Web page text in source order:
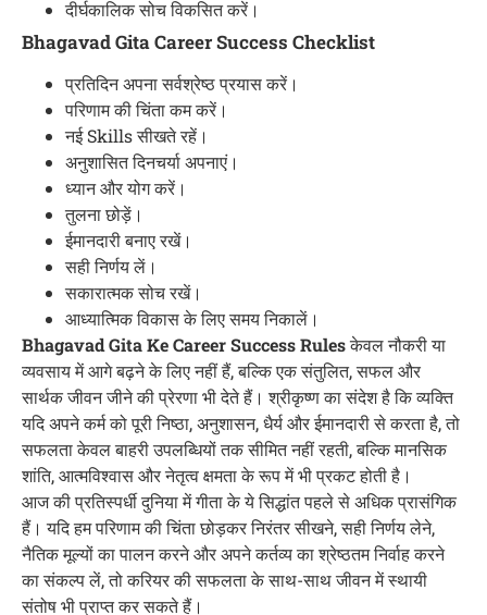
दीर्घकालिक सोच विकसित करें।
Bhagavad Gita Career Success Checklist
प्रतिदिन अपना सर्वश्रेष्ठ प्रयास करें।
परिणाम की चिंता कम करें।
नई Skills सीखते रहें।
अनुशासित दिनचर्या अपनाएं।
ध्यान और योग करें।
तुलना छोड़ें।
ईमानदारी बनाए रखें।
सही निर्णय लें।
सकारात्मक सोच रखें।
आध्यात्मिक विकास के लिए समय निकालें।
Bhagavad Gita Ke Career Success Rulesकेवल नौकरी या
व्यवसाय में आगे बढ़ने के लिए नहीं हैं, बल्कि एक संतुलित, सफल और
सार्थक जीवन जीने की प्रेरणा भी देते हैं। श्रीकृष्ण का संदेश है कि व्यक्ति
यदि अपने कर्म को पूरी निष्ठा, अनुशासन, धैर्य और ईमानदारी से करता है, तो
सफलता केवल बाहरी उपलब्धियों तक सीमित नहीं रहती, बल्कि मानसिक
शांति, आत्मविश्वास और नेतृत्व क्षमता के रूप में भी प्रकट होती है।
आज की प्रतिस्पर्धी दुनिया में गीता के ये सिद्धांत पहले से अधिक प्रासंगिक
हैं। यदि हम परिणाम की चिंता छोड़कर निरंतर सीखने, सही निर्णय लेने,
नैतिक मूल्यों का पालन करने और अपने कर्तव्य का श्रेष्ठतम निर्वाह करने
का संकल्प लें, तो करियर की सफलता के साथ-साथ जीवन में स्थायी
संतोष भी प्राप्त कर सकते हैं।